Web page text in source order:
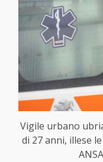
Vigile urbano
di 27 anni, illese